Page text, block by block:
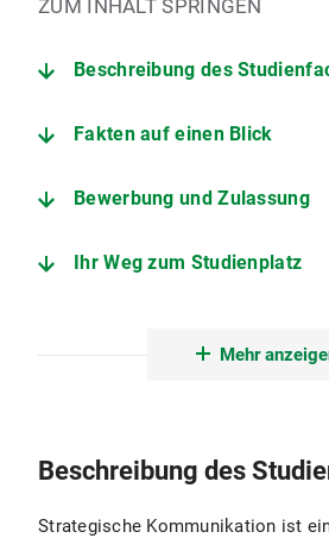
ZUM INHALT SPRINGEN
Beschreibung des
Fakten auf einen Blick
Bewerbung und Zulassung
Ihr Weg zum Studienplatz
Prüfungsamt für Geistes- und
Mehr
Beschreibung des
Strategische Kommunikation ist